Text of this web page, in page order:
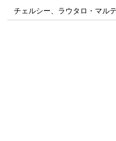
チェルシー、ラウタロ・マル